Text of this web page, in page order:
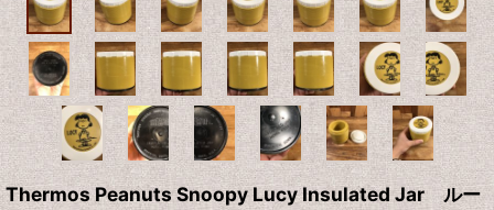
Thermos Peanuts Snoopy Lucy Insulated Jar ルー